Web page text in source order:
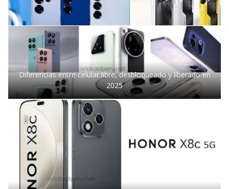
Diferencias entre celular libre, desbloqueado y liberado en
2025